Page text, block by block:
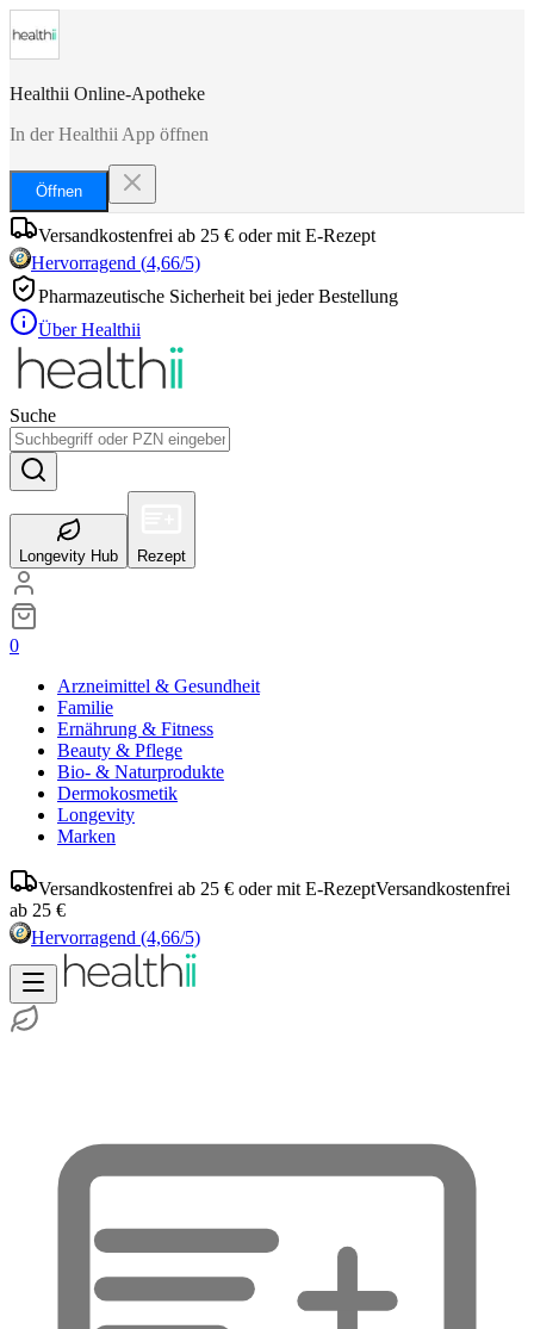
Healthii Online-Apotheke
In der Healthii App öffnen
Öffnen
Versandkostenfrei ab 25 € oder mit E-Rezept
Hervorragend (4,66/5)
Pharmazeutische Sicherheit bei jeder Bestellung
Über Healthii
Suche
Longevity Hub Rezept
0
Arzneimittel & Gesundheit
Familie
Ernährung & Fitness
Beauty & Pflege
Bio- & Naturprodukte
Dermokosmetik
Longevity
Marken
Versandkostenfrei ab 25 € oder mit E-RezeptVersandkostenfrei
ab 25 €
Hervorragend (4,66/5)